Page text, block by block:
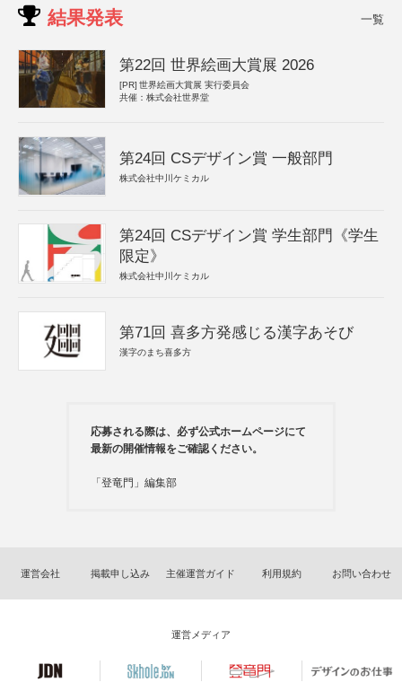
結果発表 一覧
第22回 世界絵画大賞展 2026
[PR] 世界絵画大賞展 実行委員会
共催：株式会社世界堂
第24回 CSデザイン賞 一般部門
株式会社中川ケミカル
第24回 CSデザイン賞 学生部門《学生
限定》
株式会社中川ケミカル
第71回 喜多方発感じる漢字あそび
漢字のまち喜多方
応募される際は、必ず公式ホームページにて
最新の開催情報をご確認ください。
「登竜門」編集部
運営会社 掲載申し込み 主催運営ガイド 利用規約 お問い合わせ
運営メディア